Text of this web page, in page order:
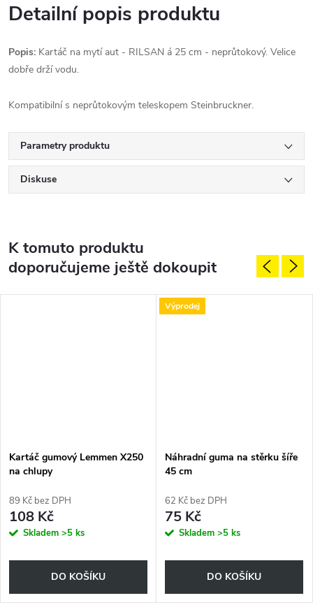
Detailní popis produktu
Popis: Kartáč na mytí aut - RILSAN á 25 cm - neprůtokový. Velice
dobře drží vodu.
Kompatibilní s neprůtokovým teleskopem Steinbruckner.
Parametry produktu
Diskuse
K tomuto produktu
doporučujeme ještě dokoupit
Kartáč gumový Lemmen X250
na chlupy
89 Kč bez DPH
108 Kč
Skladem >5 ks
DO KOŠÍKU
Výprodej
Náhradní guma na stěrku šíře
45 cm
62 Kč bez DPH
75 Kč
Skladem >5 ks
DO KOŠÍKU